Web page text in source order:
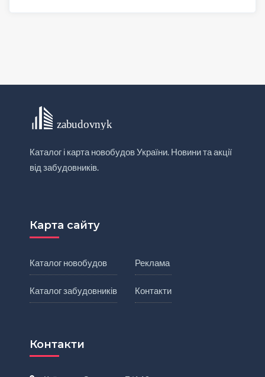
Каталог і карта новобудов України. Новини та акції
від забудовників.
Карта сайту
Каталог новобудов
Каталог забудовників
Реклама
Контакти
Контакти